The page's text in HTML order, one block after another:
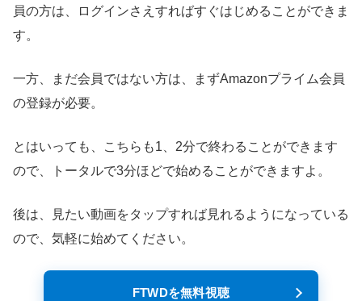
員の方は、ログインさえすればすぐはじめることができま
す。
一方、まだ会員ではない方は、まずAmazonプライム会員
の登録が必要。
とはいっても、こちらも1、2分で終わることができます
ので、トータルで3分ほどで始めることができますよ。
後は、見たい動画をタップすれば見れるようになっている
ので、気軽に始めてください。
FTWDを無料視聴